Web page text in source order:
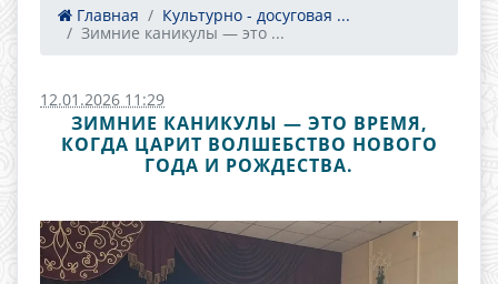
Главная
Культурно - досуговая ...
Зимние каникулы — это ...
12.01.2026 11:29
ЗИМНИЕ КАНИКУЛЫ — ЭТО ВРЕМЯ,
КОГДА ЦАРИТ ВОЛШЕБСТВО НОВОГО
ГОДА И РОЖДЕСТВА.